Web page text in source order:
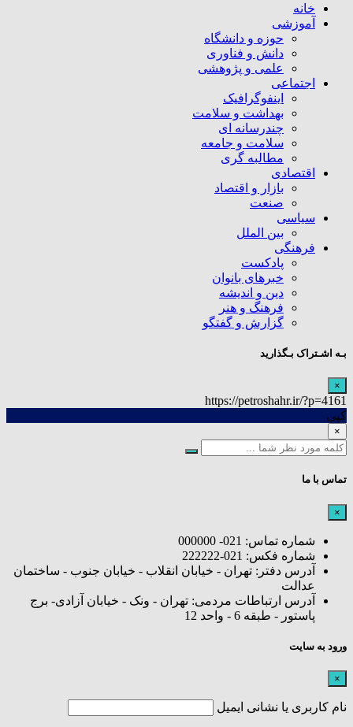
خانه
آموزشی
حوزه و دانشگاه
دانش و فناوری
علمی و پژوهشی
اجتماعی
اینفوگرافیک
بهداشت و سلامت
چندرسانه ای
سلامت و جامعه
مطالبه گری
اقتصادی
بازار و اقتصاد
صنعت
سیاسی
بین الملل
فرهنگی
پادکست
خبرهای بانوان
دین و اندیشه
فرهنگ و هنر
گزارش و گفتگو
بـه اشـتراک بـگذارید
×
https://petroshahr.ir/?p=4161
کپی
×
تماس با ما
×
شماره تماس: 021- 000000
شماره فکس: 021-222222
آدرس دفتر: تهران - خیابان انقلاب - خیابان جنوب - ساختمان
عدالت
آدرس ارتباطات مردمی: تهران - ونک - خیابان آزادی- برج
پاستور - طبقه 6 - واحد 12
ورود به سایت
×
نام کاربری یا نشانی ایمیل